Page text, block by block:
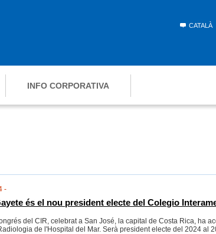
CATALÀ
INFO CORPORATIVA
-
és el nou president electe del Colegio
del CIR, celebrat a San José, la capital de Costa Rica, ha
de l'Hospital del Mar. Serà president electe del 2024 al